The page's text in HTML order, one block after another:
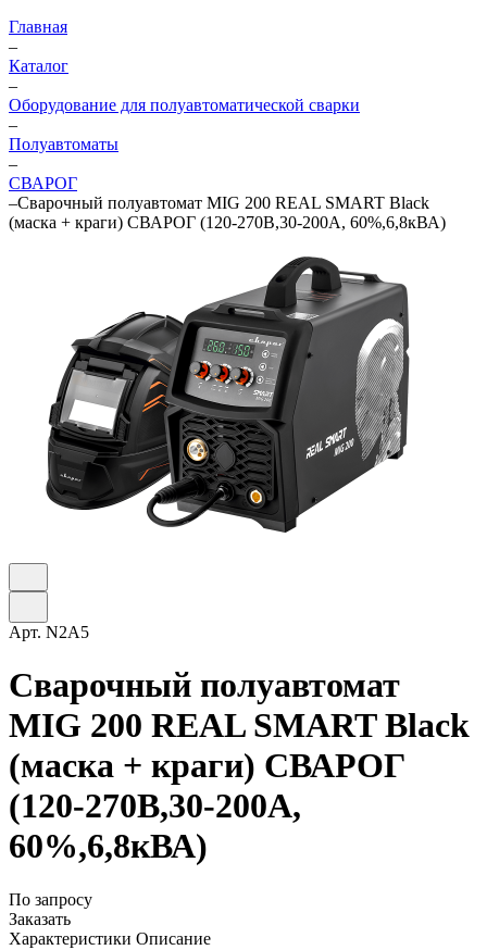
Главная
–
Каталог
–
Оборудование для полуавтоматической сварки
–
Полуавтоматы
–
СВАРОГ
–Сварочный полуавтомат MIG 200 REAL SMART Black
(маска + краги) СВАРОГ (120-270В,30-200А, 60%,6,8кВА)
Арт. N2A5
Сварочный полуавтомат
MIG 200 REAL SMART Black
(маска + краги) СВАРОГ
(120-270В,30-200А,
60%,6,8кВА)
По запросу
Заказать
Характеристики Описание